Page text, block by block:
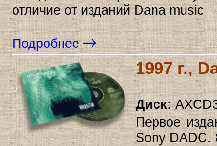
отличие от изданий Dana music
Подробнее
1997 г.,
Диск:
Первое
Sony DADC.